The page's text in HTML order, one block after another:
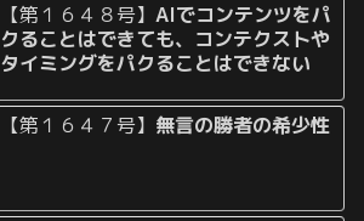
【第１６４８号】AIでコンテンツをパ
クることはできても、コンテクストや
タイミングをパクることはできない
【第１６４７号】 無言の勝者の希少性